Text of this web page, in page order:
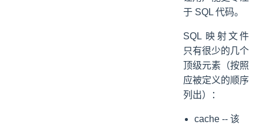
于 SQL 代码。
SQL 映射文件
只有很少的几个
顶级元素（按照
应被定义的顺序
列出）：
cache -- 该